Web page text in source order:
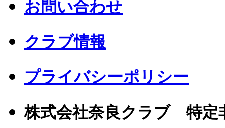
お問い合わせ
クラブ情報
プライバシーポリシー
株式会社奈良クラブ 特定